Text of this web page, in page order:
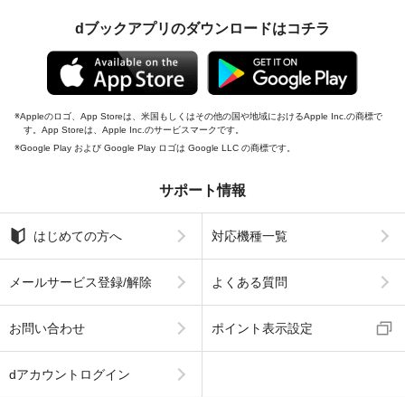
dブックアプリのダウンロードはコチラ
Appleのロゴ、App Storeは、米国もしくはその他の国や地域におけるApple Inc.の商標で
す。App Storeは、Apple Inc.のサービスマークです。
Google Play および Google Play ロゴは Google LLC の商標です。
サポート情報
はじめての方へ 対応機種一覧
メールサービス登録/解除 よくある質問
お問い合わせ ポイント表示設定
dアカウントログイン